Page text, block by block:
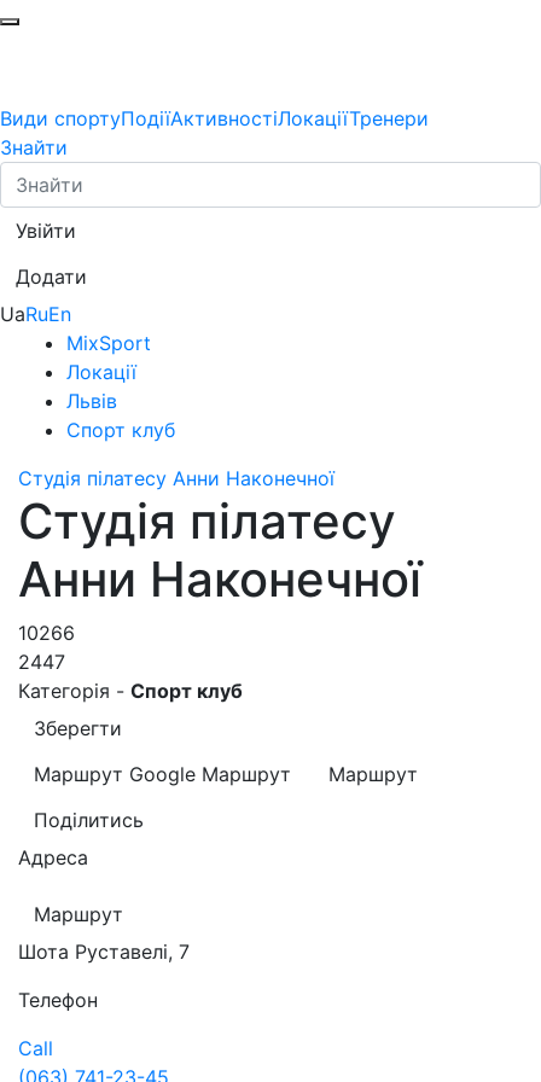
Види спортуПодіїАктивностіЛокаціїТренери
Знайти
Увійти
Додати
UaRuEn
MixSport
Локації
Львів
Спорт клуб
Студія пілатесу Анни Наконечної
Студія пілатесу
Анни Наконечної
10266
2447
Категорія - Спорт клуб
Зберегти
Маршрут Google Маршрут
Маршрут
Поділитись
Адреса
Маршрут
Шота Руставелі, 7
Телефон
Call
(063) 741-23-45